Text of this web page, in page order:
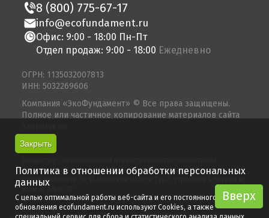
8 (800) 775-67-17
info@ecofundament.ru
Офис: 9:00 - 18:00 Пн-Пт
Отдел продаж: 9:00 - 18:00 Ежедневно
Юридический адрес: 143080, Московская область, Одинцово
город, километр 30-Й (Минское Шоссе Тер.), строение 4 литера и,
ОГРН: 1135032007813
ИНН: 5032269606
Компания «ЭкоФундамент» © Все права защищены.
Полное или частичное копирование материалов сайта
© 2026
Вверх
Вверх
Закрыть
Политика в отношении обработки персональных
данных
С целью оптимальной работы веб-сайта и его постоянного
обновления ecofundament.ru используют Cookies, а также